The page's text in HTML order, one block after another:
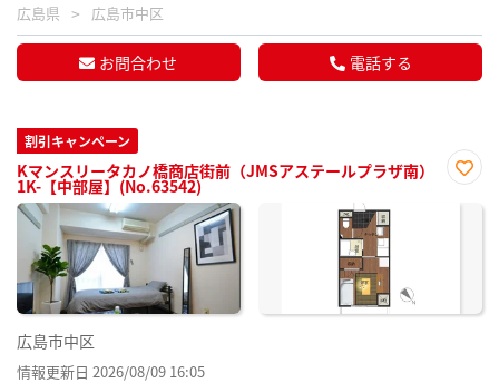
広島県 広島市中区
お問合わせ 電話する
割引キャンペーン
Kマンスリータカノ橋商店街前（JMSアステールプラザ南）
1K-【中部屋】(No.63542)
に入
広島市中区
情報更新日 2026/08/09 16:05